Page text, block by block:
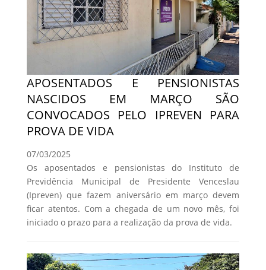
APOSENTADOS E PENSIONISTAS
NASCIDOS EM MARÇO SÃO
CONVOCADOS PELO IPREVEN PARA
PROVA DE VIDA
07/03/2025
Os aposentados e pensionistas do Instituto de
Previdência Municipal de Presidente Venceslau
(Ipreven) que fazem aniversário em março devem
ficar atentos. Com a chegada de um novo mês, foi
iniciado o prazo para a realização da prova de vida.